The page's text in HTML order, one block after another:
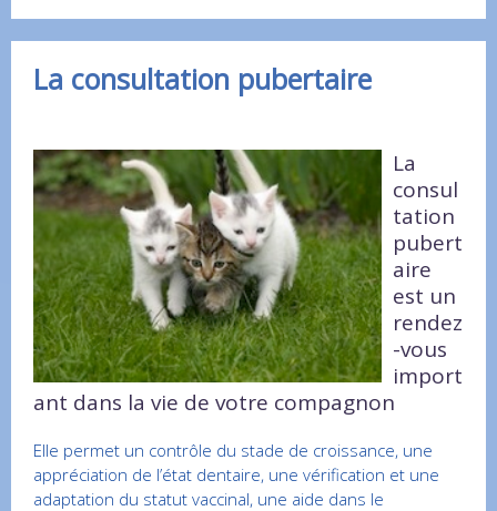
La consultation pubertaire
La
consul
tation
pubert
aire
est un
rendez
-vous
import
ant dans la vie de votre compagnon
Elle permet un contrôle du stade de croissance, une
appréciation de l’état dentaire, une vérification et une
adaptation du statut vaccinal, une aide dans le